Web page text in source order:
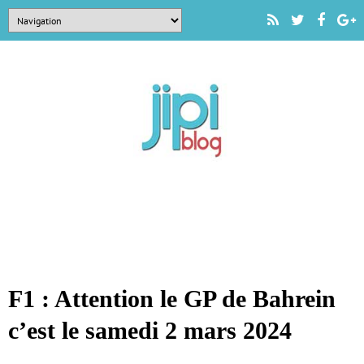
F1 : Attention le GP de Bahrein
c’est le samedi 2 mars 2024